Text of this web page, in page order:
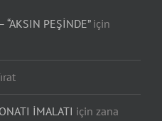
PEŞİNDE”için
İMALATI için zana